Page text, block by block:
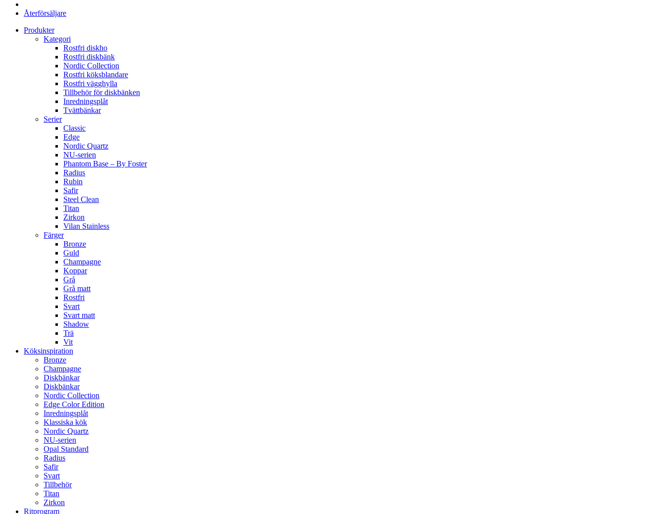
Återförsäljare
Produkter
Kategori
Rostfri diskho
Rostfri diskbänk
Nordic Collection
Rostfri köksblandare
Rostfri vägghylla
Tillbehör för diskbänken
Inredningsplåt
Tvättbänkar
Serier
Classic
Edge
Nordic Quartz
NU-serien
Phantom Base – By Foster
Radius
Rubin
Safir
Steel Clean
Titan
Zirkon
Vilan Stainless
Färger
Bronze
Guld
Champagne
Koppar
Grå
Grå matt
Rostfri
Svart
Svart matt
Shadow
Trä
Vit
Köksinspiration
Bronze
Champagne
Diskbänkar
Diskbänkar
Nordic Collection
Edge Color Edition
Inredningsplåt
Klassiska kök
Nordic Quartz
NU-serien
Opal Standard
Radius
Safir
Svart
Tillbehör
Titan
Zirkon
Ritprogram